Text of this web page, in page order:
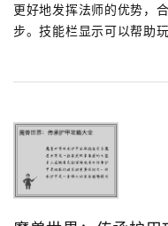
更好地发挥法师的优势，
步。技能栏显示可以帮助